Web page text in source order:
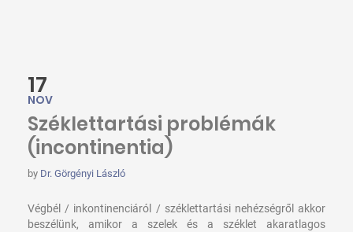
17
NOV
Széklettartási problémák
(incontinentia)
by Dr. Görgényi László
Végbél / inkontinenciáról / széklettartási nehézségről akkor
beszélünk, amikor a szelek és a széklet akaratlagos